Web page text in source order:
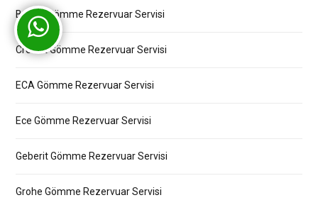
Bocchi Gömme Rezervuar Servisi
Creavit Gömme Rezervuar Servisi
ECA Gömme Rezervuar Servisi
Ece Gömme Rezervuar Servisi
Geberit Gömme Rezervuar Servisi
Grohe Gömme Rezervuar Servisi